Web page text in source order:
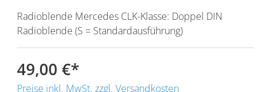
Radioblende Mercedes CLK-Klasse: Doppel DIN
Radioblende (S = Standardausführung)
49,00 €*
Preise inkl. MwSt. zzgl. Versandkosten